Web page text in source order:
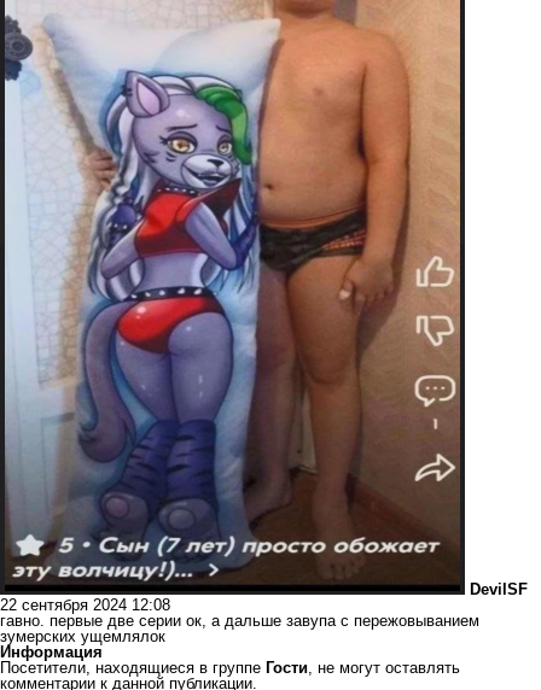
DevilSF
22 сентября 2024 12:08
гавно. первые две серии ок, а дальше завупа с пережовыванием
зумерских ущемлялок
Информация
Посетители, находящиеся в группе Гости, не могут оставлять
комментарии к данной публикации.